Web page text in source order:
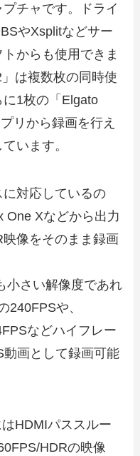
チャです。ドライ
やXsplitなどサー
からも使用できま
は複数枚の同時使
1枚の「Elgato
リから録画を行え
います。
対応しているの
One Xなどから出力
像をそのまま録画
小さい解像度であれ
240FPSや、
などハイフレー
画として録画可能
HDMIパススルー
HDRの映像